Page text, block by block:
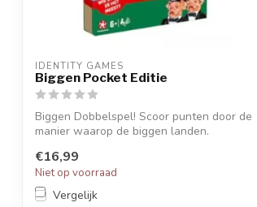
IDENTITY GAMES
Biggen Pocket Editie
Biggen Dobbelspel! Scoor punten door de
manier waarop de biggen landen.
€16,99
Niet op voorraad
Vergelijk